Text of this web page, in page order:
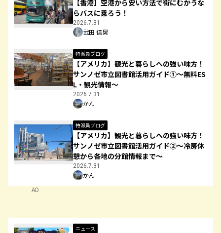
【香港】空港から安い方法で街にむかうな
らバスに乗ろう！
2026.7.31
武田 信晃
特派員ブログ
【アメリカ】観光と暮らしへの強い味方！
サンノゼ市立図書館活用ガイド①〜無料ES
L・観光情報〜
2026.7.31
かん
特派員ブログ
【アメリカ】観光と暮らしへの強い味方！
サンノゼ市立図書館活用ガイド②〜冷房休
憩から各地の分館情報まで〜
2026.7.31
かん
AD
ニュース